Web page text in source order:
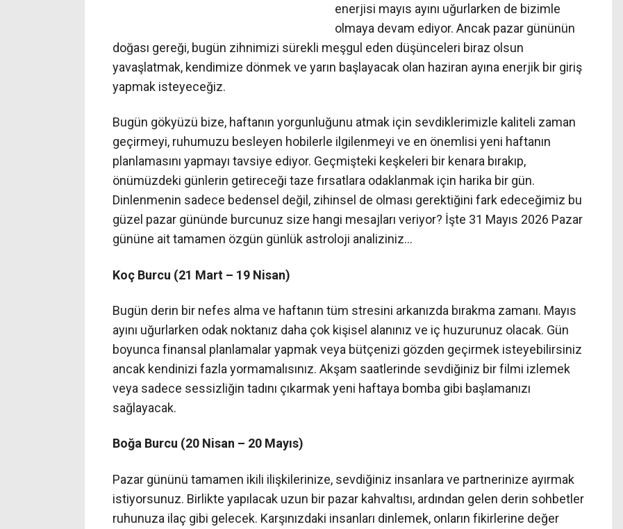
enerjisi mayıs ayını uğurlarken de bizimle
olmaya devam ediyor. Ancak pazar gününün
doğası gereği, bugün zihnimizi sürekli meşgul eden düşünceleri biraz olsun
yavaşlatmak, kendimize dönmek ve yarın başlayacak olan haziran ayına enerjik bir giriş
yapmak isteyeceğiz.
Bugün gökyüzü bize, haftanın yorgunluğunu atmak için sevdiklerimizle kaliteli zaman
geçirmeyi, ruhumuzu besleyen hobilerle ilgilenmeyi ve en önemlisi yeni haftanın
planlamasını yapmayı tavsiye ediyor. Geçmişteki keşkeleri bir kenara bırakıp,
önümüzdeki günlerin getireceği taze fırsatlara odaklanmak için harika bir gün.
Dinlenmenin sadece bedensel değil, zihinsel de olması gerektiğini fark edeceğimiz bu
güzel pazar gününde burcunuz size hangi mesajları veriyor? İşte 31 Mayıs 2026 Pazar
gününe ait tamamen özgün günlük astroloji analiziniz…
Koç Burcu (21 Mart – 19 Nisan)
Bugün derin bir nefes alma ve haftanın tüm stresini arkanızda bırakma zamanı. Mayıs
ayını uğurlarken odak noktanız daha çok kişisel alanınız ve iç huzurunuz olacak. Gün
boyunca finansal planlamalar yapmak veya bütçenizi gözden geçirmek isteyebilirsiniz
ancak kendinizi fazla yormamalısınız. Akşam saatlerinde sevdiğiniz bir filmi izlemek
veya sadece sessizliğin tadını çıkarmak yeni haftaya bomba gibi başlamanızı
sağlayacak.
Boğa Burcu (20 Nisan – 20 Mayıs)
Pazar gününü tamamen ikili ilişkilerinize, sevdiğiniz insanlara ve partnerinize ayırmak
istiyorsunuz. Birlikte yapılacak uzun bir pazar kahvaltısı, ardından gelen derin sohbetler
ruhunuza ilaç gibi gelecek. Karşınızdaki insanları dinlemek, onların fikirlerine değer